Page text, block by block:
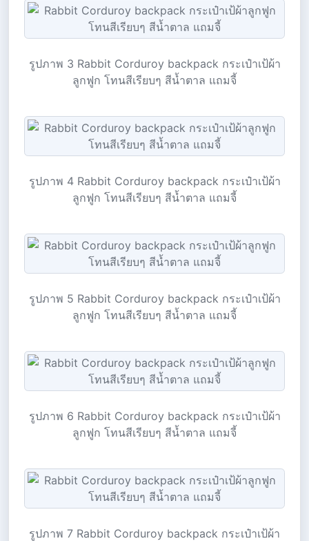
รูปภาพ 3 Rabbit Corduroy backpack กระเป๋าเป้ผ้า
ลูกฟูก โทนสีเรียบๆ สีน้ำตาล แถมจี้
รูปภาพ 4 Rabbit Corduroy backpack กระเป๋าเป้ผ้า
ลูกฟูก โทนสีเรียบๆ สีน้ำตาล แถมจี้
รูปภาพ 5 Rabbit Corduroy backpack กระเป๋าเป้ผ้า
ลูกฟูก โทนสีเรียบๆ สีน้ำตาล แถมจี้
รูปภาพ 6 Rabbit Corduroy backpack กระเป๋าเป้ผ้า
ลูกฟูก โทนสีเรียบๆ สีน้ำตาล แถมจี้
รูปภาพ 7 Rabbit Corduroy backpack กระเป๋าเป้ผ้า